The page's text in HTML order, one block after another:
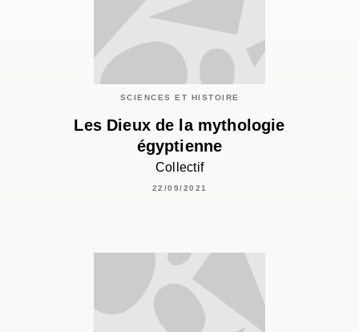
SCIENCES ET HISTOIRE
Les Dieux de la mythologie
égyptienne
Collectif
22/09/2021